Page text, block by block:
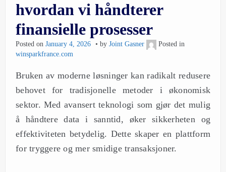
hvordan vi håndterer
finansielle prosesser
Posted on January 4, 2026 by Joint Gasner
Posted in
winsparkfrance.com
Bruken av moderne løsninger kan radikalt redusere
behovet for tradisjonelle metoder i økonomisk
sektor. Med avansert teknologi som gjør det mulig
å håndtere data i sanntid, øker sikkerheten og
effektiviteten betydelig. Dette skaper en plattform
for tryggere og mer smidige transaksjoner.